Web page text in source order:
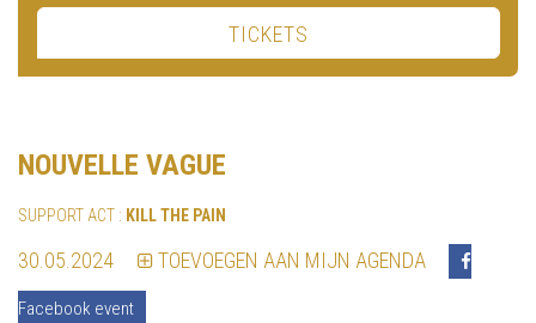
TICKETS
NOUVELLE VAGUE
SUPPORT ACT : KILL THE PAIN
30.05.2024 TOEVOEGEN AAN MIJN AGENDA
Facebook event